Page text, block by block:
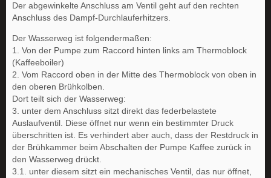
Der abgewinkelte Anschluss am Ventil geht auf den rechten
Anschluss des Dampf-Durchlauferhitzers.
Der Wasserweg ist folgendermaßen:
1. Von der Pumpe zum Raccord hinten links am Thermoblock
(Kaffeeboiler)
2. Vom Raccord oben in der Mitte des Thermoblock von oben in
den oberen Brühkolben.
Dort teilt sich der Wasserweg:
3. unter dem Anschluss sitzt direkt das federbelastete
Auslaufventil. Diese öffnet nur wenn ein bestimmter Druck
überschritten ist. Es verhindert aber auch, dass der Restdruck in
der Brühkammer beim Abschalten der Pumpe Kaffee zurück in
den Wasserweg drückt.
3.1. unter diesem sitzt ein mechanisches Ventil, das nur öffnet,